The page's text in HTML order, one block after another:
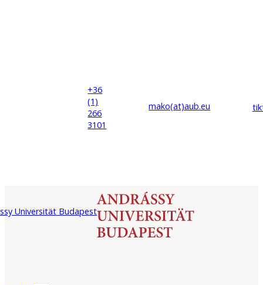
+36
(1)
266
3101
mako(at)aub.eu